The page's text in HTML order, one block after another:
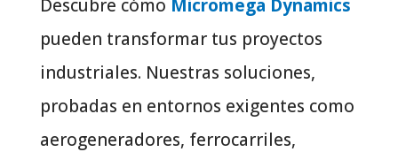
Descubre cómo Micromega Dynamics
pueden transformar tus proyectos
industriales. Nuestras soluciones,
probadas en entornos exigentes como
aerogeneradores, ferrocarriles,